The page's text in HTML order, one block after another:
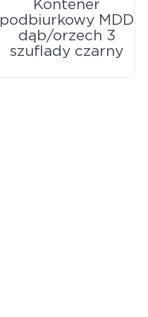
Kontener
podbiurkowy MDD
dąb/orzech 3
szuflady czarny